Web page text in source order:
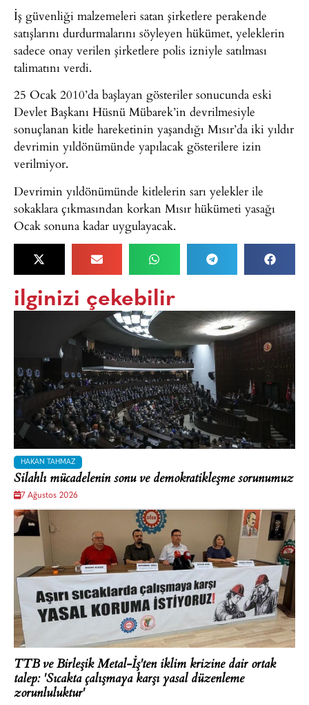
İş güvenliği malzemeleri satan şirketlere perakende
satışlarını durdurmalarını söyleyen hükümet, yeleklerin
sadece onay verilen şirketlere polis izniyle satılması
talimatını verdi.
25 Ocak 2010’da başlayan gösteriler sonucunda eski
Devlet Başkanı Hüsnü Mübarek’in devrilmesiyle
sonuçlanan kitle hareketinin yaşandığı Mısır’da iki yıldır
devrimin yıldönümünde yapılacak gösterilere izin
verilmiyor.
Devrimin yıldönümünde kitlelerin sarı yelekler ile
sokaklara çıkmasından korkan Mısır hükümeti yasağı
Ocak sonuna kadar uygulayacak.
ilginizi çekebilir
HAKAN TAHMAZ
Silahlı mücadelenin sonu ve demokratikleşme sorunumuz
7 Ağustos 2026
TTB ve Birleşik Metal-İş'ten iklim krizine dair ortak
talep: 'Sıcakta çalışmaya karşı yasal düzenleme
zorunluluktur'